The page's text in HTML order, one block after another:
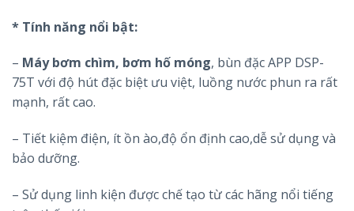
* Tính năng nổi bật:
– Máy bơm chìm, bơm hố móng, bùn đặc APP DSP-
75T với độ hút đặc biệt ưu việt, luồng nước phun ra rất
mạnh, rất cao.
– Tiết kiệm điện, ít ồn ào,độ ổn định cao,dễ sử dụng và
bảo dưỡng.
– Sử dụng linh kiện được chế tạo từ các hãng nổi tiếng